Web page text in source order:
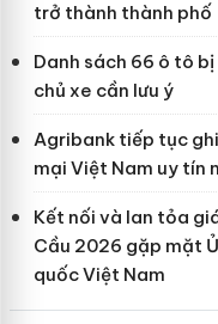
trở thành thành phố
Danh sách 66 ô tô
chủ xe cần lưu ý
Agribank tiếp tục
mại Việt Nam uy tín
Kết nối và lan tỏa
Cầu 2026 gặp mặt
quốc Việt Nam